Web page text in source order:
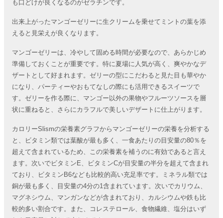
も口どけが良くなるのがゼラチンです。
出来上がったマンゴーゼリーに生クリームを乗せてミントの葉を添
えると見栄えが良くなります。
マンゴーゼリーは、冷やして固める時間が必要なので、あらかじめ
準備しておくことが重要です。特に夏場に人気が高く、爽やかなデ
ザートとして好まれます。ゼリーの型にこだわると見た目も華やか
になり、パーティーやおもてなしの際にも活用できるスイーツで
す。ゼリーを作る際に、マンゴー以外の果物やフルーツソースを層
状に重ねると、さらにカラフルで美しいデザートに仕上がります。
カロリーSlismの栄養素グラフからマンゴーゼリーの栄養を分析する
と、ビタミン類では葉酸が最も多く、一食あたりの目安量の80％を
超えて含まれているため、この栄養素を補うのに有効であると言え
ます。次いでビタミンE、ビタミンCが目安量の半分を超えて含まれ
ており、ビタミンB6なども比較的高い充足率です。ミネラル類では
銅が最も多く、目安量の4分の1含まれています。次いでカリウム、
マグネシウム、マンガンなどが含まれており、カルシウムや鉄も比
較的多い割合です。また、コレステロール、食物繊維、塩分はいず